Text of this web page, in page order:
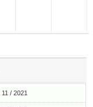
11 / 2021